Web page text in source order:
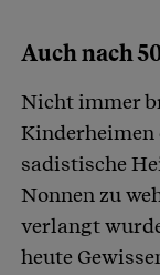
Auch nach
Nicht immer
Kinderheimen
sadistische
Nonnen zu
verlangt
heute